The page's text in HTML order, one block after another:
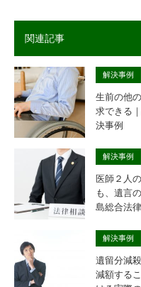
関連記事
解決事例
生前の他
求できる
決事例
解決事例
医師２人
も、遺言
島総合法
解決事例
遺留分減
減額する